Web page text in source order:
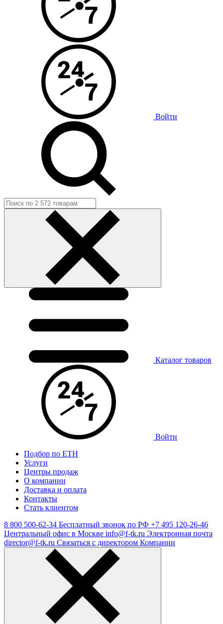
Войти
Каталог товаров
Войти
Подбор по ЕТН
Услуги
Центры продаж
О компании
Доставка и оплата
Контакты
Стать клиентом
8 800 500-62-34 Бесплатный звонок по РФ +7 495 120-26-46
Центральный офис в Москве info@f-tk.ru Электронная почта
director@f-tk.ru Связаться с директором Компании